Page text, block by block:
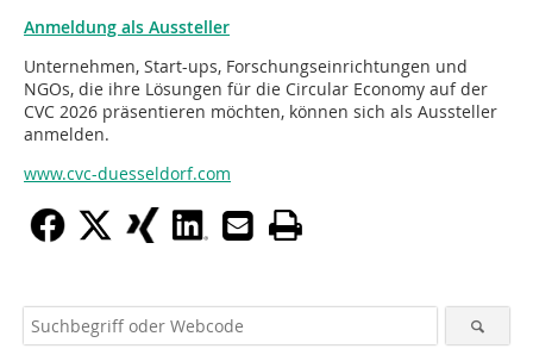
Anmeldung als Aussteller
Unternehmen, Start-ups, Forschungseinrichtungen und
NGOs, die ihre Lösungen für die Circular Economy auf der
CVC 2026 präsentieren möchten, können sich als Aussteller
anmelden.
www.cvc-duesseldorf.com